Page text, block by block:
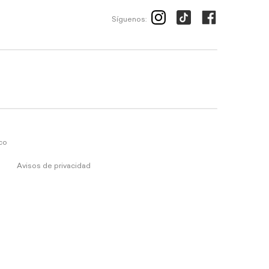
Síguenos:
Avisos de privacidad